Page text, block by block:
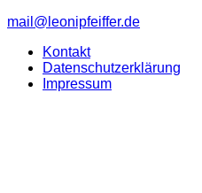
mail@leonipfeiffer.de
Kontakt
Datenschutzerklärung
Impressum